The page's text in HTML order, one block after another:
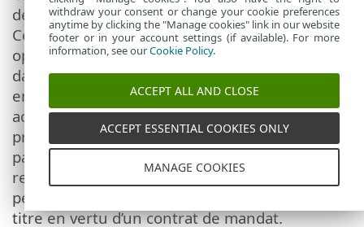
des autres dispositions du présent Contrat.
Ces dispositions resteront valables et
opposables en vertu des conditions stipulées
dans le présent Contrat. En cas de divergence
entre les versions linguistiques du présent
accord, la version anglaise prévaut. Le
présent Contrat ne pourra être modifié que
par un avenant écrit et signé par un
représentant autorisé du Fournisseur ou une
personne expressément autorisée à agir à ce
titre en vertu d’un contrat de mandat.
withdraw your consent or change your cookie preferences
anytime by clicking the "Manage cookies" link in our website
footer or in your account settings (if available). For more
information, see ourCookie Policy.
ACCEPT ALL AND CLOSE
ACCEPT ESSENTIAL COOKIES ONLY
MANAGE COOKIES